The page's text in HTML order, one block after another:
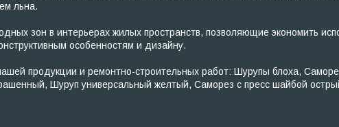
льна.
зон в интерьерах жилых пространств, позволяющие экономить
особенностям и дизайну.
продукции и ремонтно-строительных работ: Шурупы блоха,
Шуруп универсальный желтый, Саморез с пресс шайбой